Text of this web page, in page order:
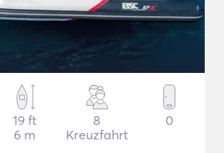
19 ft
6 m
8
Kreuzfahrt
0